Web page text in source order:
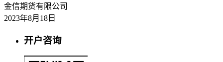
金信期货有限公司
2023年8月18日
开户咨询